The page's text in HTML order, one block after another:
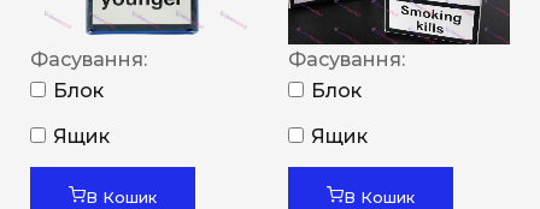
Фасування:
Блок
Ящик
В Кошик
Фасування:
Блок
Ящик
В Кошик